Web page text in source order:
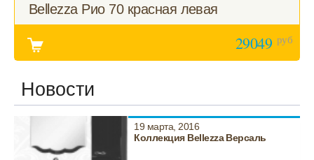
Bellezza Рио 70 красная левая
29049 руб
Новости
19 марта, 2016
Коллекция Bellezza Версаль